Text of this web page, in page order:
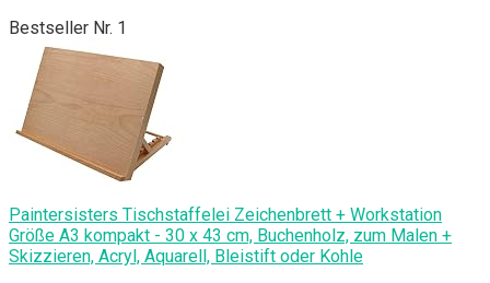
Bestseller Nr. 1
Paintersisters Tischstaffelei Zeichenbrett + Workstation
Größe A3 kompakt - 30 x 43 cm, Buchenholz, zum Malen +
Skizzieren, Acryl, Aquarell, Bleistift oder Kohle